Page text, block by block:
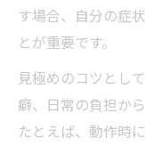
す場合、自分の症
とが重要です。
見極めのコツとし
癖、日常の負担か
たとえば、動作時